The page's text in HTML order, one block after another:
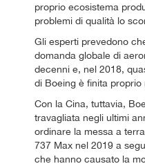
proprio ecosistema
problemi di qualità lo
Gli esperti prevedono
domanda globale di
decenni e, nel 2018,
di Boeing è finita proprio
Con la Cina, tuttavia,
travagliata negli ultimi
ordinare la messa a
737 Max nel 2019 a
che hanno causato la